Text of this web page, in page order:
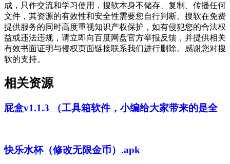
成，只作交流和学习使用，搜软本身不储存、复制、传播任何
文件，其资源的有效性和安全性需要您自行判断。搜软在免费
提供服务的同时高度重视知识产权保护，如有侵犯您的合法权
益或违法违规，请立即向百度网盘官方举报反馈，并提供相关
有效书面证明与侵权页面链接联系我们进行删除。感谢您对搜
软的支持。
相关资源
屁盒v1.1.3 （工具箱软件，小编给大家带来的是全
快乐水杯（修改无限金币）.apk